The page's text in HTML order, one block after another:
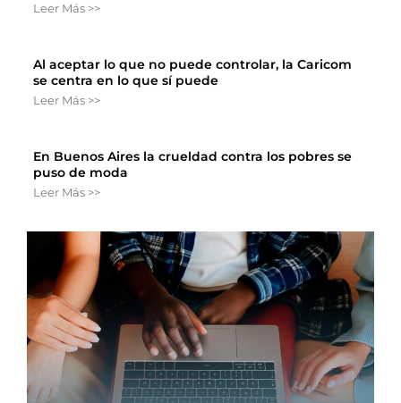
Leer Más >>
Al aceptar lo que no puede controlar, la Caricom
se centra en lo que sí puede
Leer Más >>
En Buenos Aires la crueldad contra los pobres se
puso de moda
Leer Más >>